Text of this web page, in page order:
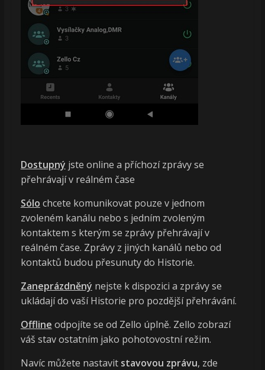
Dostupný jste online a příchozí zprávy se
přehrávají v reálném čase
Sólo chcete komunikovat pouze v jednom
zvoleném kanálu nebo s jedním zvoleným
kontaktem s kterým se zprávy přehrávají v
reálném čase. Zprávy z jiných kanálů nebo od
kontaktů budou přesunuty do Historie.
Zaneprázdněný nejste k dispozici a zprávy se
ukládají do vaší Historie pro pozdější přehrávání.
Offline odpojíte se od Zello úplně. Zello zobrazí
váš stav ostatním jako pohotovostní režim.
Navíc můžete nastavit stavovou zprávu, zde